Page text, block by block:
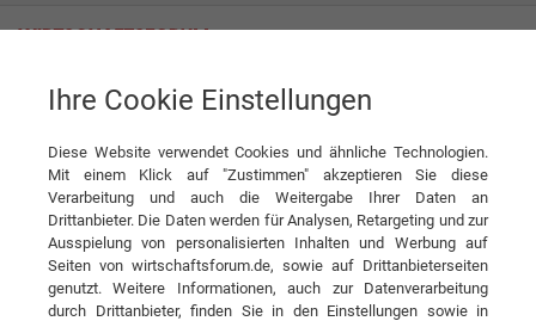
Penz crane GmbH
KONTAKT
Ihre Cookie Einstellungen
Diese Website verwendet Cookies und ähnliche Technologien.
Mit einem Klick auf "Zustimmen" akzeptieren Sie diese
Verarbeitung und auch die Weitergabe Ihrer Daten an
Drittanbieter. Die Daten werden für Analysen, Retargeting und zur
Ausspielung von personalisierten Inhalten und Werbung auf
Seiten von wirtschaftsforum.de, sowie auf Drittanbieterseiten
genutzt. Weitere Informationen, auch zur Datenverarbeitung
durch Drittanbieter, finden Sie in den Einstellungen sowie in